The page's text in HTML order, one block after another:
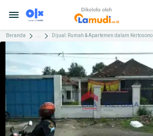
Beranda Dijual: Rumah & Apartemen dalam Kertosono